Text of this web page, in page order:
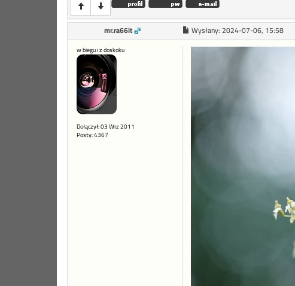
mr.ra66it Wysłany: 2024-07-06, 15:58
w biegu i z doskoku
Dołączył: 03 Wrz 2011
Posty: 4367